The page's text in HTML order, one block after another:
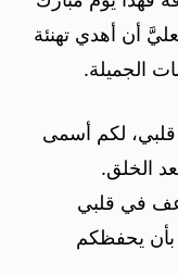
أن أهدي تهنئة
الجميلة.
لكم أسمى
الخلق.
في قلبي
بأن يحفظكم